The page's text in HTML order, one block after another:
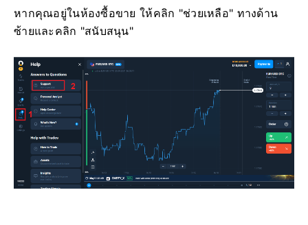
หากคุณอยู่ในห้องซื้อขาย ให้คลิก "ช่วยเหลือ" ทางด้าน
ซ้ายและคลิก "สนับสนุน"